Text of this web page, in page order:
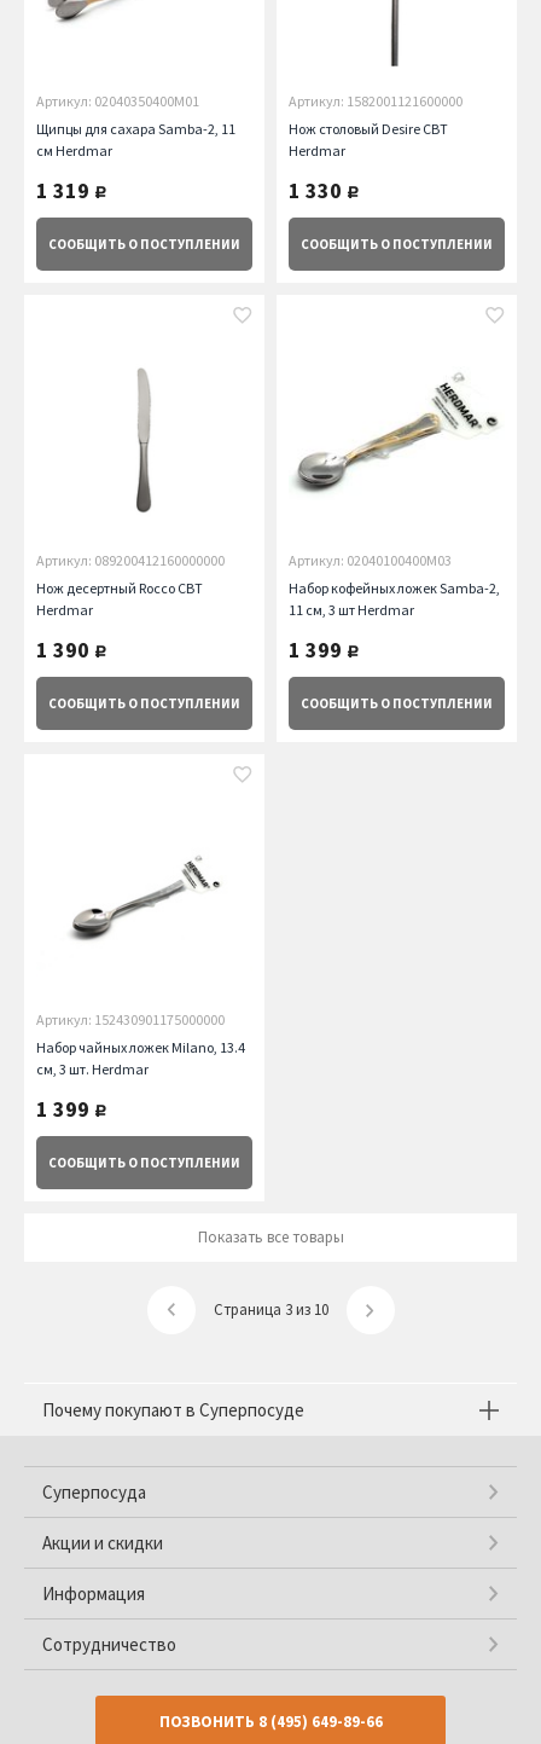
Артикул: 02040350400M01
Щипцы для сахара Samba-2, 11
см Herdmar
1 319 руб.
СООБЩИТЬ О ПОСТУПЛЕНИИ
Артикул: 1582001121600000
Нож столовый Desire CBT
Herdmar
1 330 руб.
СООБЩИТЬ О ПОСТУПЛЕНИИ
Артикул: 089200412160000000
Нож десертный Rocco CBT
Herdmar
1 390 руб.
СООБЩИТЬ О ПОСТУПЛЕНИИ
Артикул: 02040100400M03
Набор кофейных ложек Samba-2,
11 см, 3 шт Herdmar
1 399 руб.
СООБЩИТЬ О ПОСТУПЛЕНИИ
Артикул: 152430901175000000
Набор чайных ложек Milano, 13.4
см, 3 шт. Herdmar
1 399 руб.
СООБЩИТЬ О ПОСТУПЛЕНИИ
Показать все товары
Страница 3 из 10
Почему покупают в Суперпосуде
Суперпосуда
Акции и скидки
Информация
Сотрудничество
ПОЗВОНИТЬ 8 (495) 649-89-66